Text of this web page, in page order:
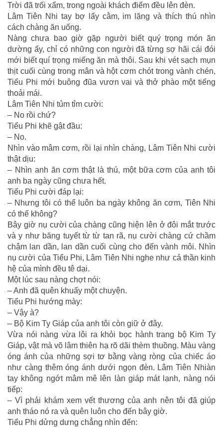
Trời đã trối xẩm, trong ngoài khách điếm đều lên đèn.
Lâm Tiên Nhi tay bợ lấy cằm, im lặng và thích thú nhìn
cách chàng ăn uống.
Nàng chưa bao giờ gặp người biết quý trọng món ăn
dường ấy, chỉ có những con người đã từng sợ hãi cái đói
mới biết quí trọng miếng ăn mà thôi. Sau khi vét sạch mụn
thịt cuối cùng trong mân và hột cơm chót trong vành chén,
Tiểu Phi mới buông đũa vươn vai và thở phào một tiếng
thoải mái.
Lâm Tiên Nhi tủm tỉm cười:
– No rồi chứ?
Tiểu Phi khẽ gật đầu:
– No.
Nhìn vào mâm cơm, rồi lại nhìn chàng, Lâm Tiên Nhi cười
thật dịu:
– Nhìn anh ăn cơm thật là thú, một bữa cơm của anh tôi
anh ba ngày cũng chưa hết.
Tiểu Phi cười đáp lại:
– Nhưng tôi có thể luôn ba ngày không ăn cơm, Tiên Nhi
có thế không?
Bây giờ nụ cười của chàng cũng hiện lên ở đôi mắt trước
và y như băng tuyết từ từ tan rã, nụ cười chàng cứ chầm
chậm lan dần, lan dần cuối cùng cho đến vành môi. Nhìn
nụ cười của Tiểu Phi, Lâm Tiên Nhi nghe như cả thần kinh
hệ của mình đều tê dại.
Một lúc sau nàng chợt nói:
– Anh đã quên khuấy một chuyện.
Tiểu Phi hướng mày:
– Vậy à?
– Bộ Kim Ty Giáp của anh tôi còn giữ ở đây.
Vừa nói nàng vừa lôi ra khỏi bọc hành trang bộ Kim Ty
Giáp, vật mà võ lâm thiên hạ rõ dãi thèm thuồng. Màu vàng
óng ánh của những sợi tơ bằng vàng ròng của chiếc áo
như càng thêm óng ánh dưới ngọn đèn. Lâm Tiên Nhiàn
tay không ngớt mâm mê lên làn giáp mát lạnh, nàng nói
tiếp:
– Vì phải khám xem vết thương của anh nên tôi đã giúp
anh tháo nó ra và quên luôn cho đến bây giờ.
Tiểu Phi dửng dưng chẳng nhìn đến: